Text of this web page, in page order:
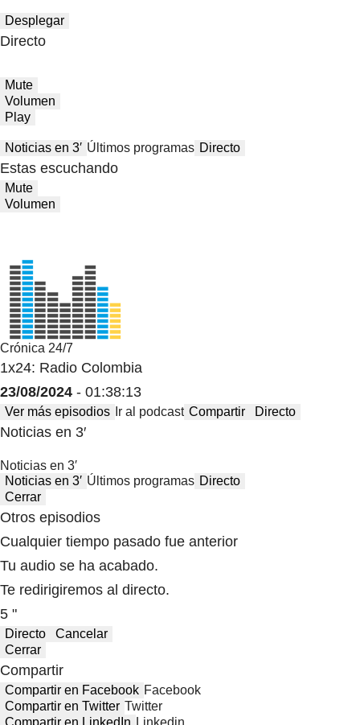
Desplegar
Directo
Mute
Volumen
Play
Noticias en 3′ Últimos programas Directo
Estas escuchando
Mute
Volumen
Crónica 24/7
1x24: Radio Colombia
23/08/2024 - 01:38:13
Ver más episodios Ir al podcast Compartir Directo
Noticias en 3′
Noticias en 3′
Noticias en 3′ Últimos programas Directo
Cerrar
Otros episodios
Cualquier tiempo pasado fue anterior
Tu audio se ha acabado.
Te redirigiremos al directo.
5 "
Directo
Cancelar
Cerrar
Compartir
Compartir en Facebook Facebook
Compartir en Twitter Twitter
Compartir en LinkedIn
Linkedin